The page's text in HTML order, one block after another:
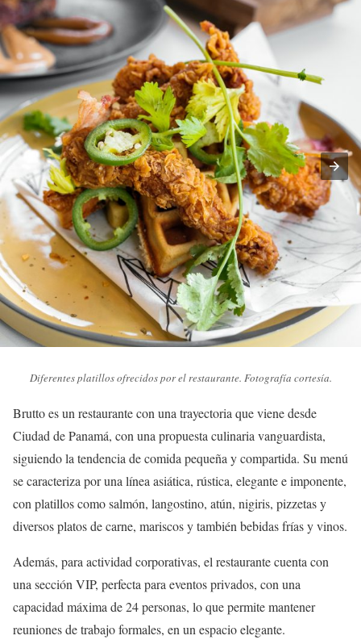
Diferentes platillos ofrecidos por el restaurante. Fotografía cortesía.
Brutto es un restaurante con una trayectoria que viene desde
Ciudad de Panamá, con una propuesta culinaria vanguardista,
siguiendo la tendencia de comida pequeña y compartida. Su menú
se caracteriza por una línea asiática, rústica, elegante e imponente,
con platillos como salmón, langostino, atún, nigiris, pizzetas y
diversos platos de carne, mariscos y también bebidas frías y vinos.
Además, para actividad corporativas, el restaurante cuenta con
una sección VIP, perfecta para eventos privados, con una
capacidad máxima de 24 personas, lo que permite mantener
reuniones de trabajo formales, en un espacio elegante.